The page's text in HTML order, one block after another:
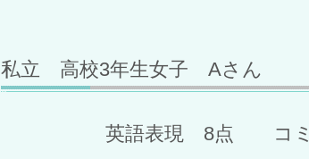
私立 高校3年生女子 Aさん
英語表現 8点 コミ